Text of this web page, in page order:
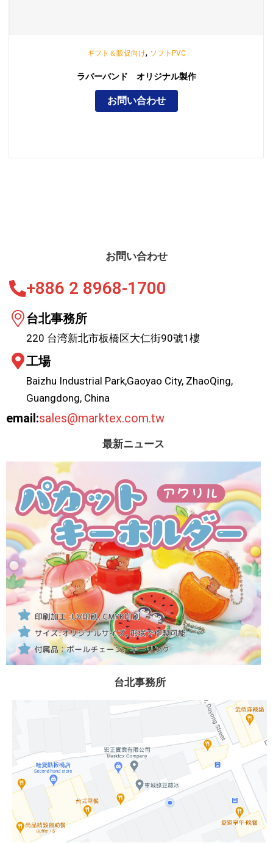
ギフト＆販促向け, ソフトPVC
ラバーバンド オリジナル製作
お問い合わせ
お問い合わせ
+886 2 8968-1700
台北事務所
220 台湾新北市板橋区大仁街90號1樓
工場
Baizhu Industrial Park,Gaoyao City, ZhaoQing,
Guangdong, China
email:sales@marktex.com.tw
最新ニュース
台北事務所